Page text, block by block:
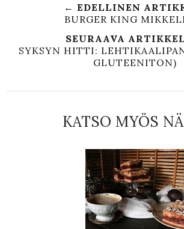
← EDELLINEN
BURGER KING
SEURAAVA
SYKSYN HITTI:
GLUTEENITON)
KATSO MYÖS